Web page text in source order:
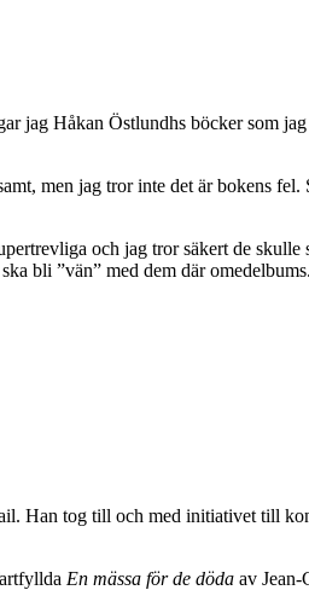
jag Håkan Östlundhs böcker som
men jag tror inte det är bokens fel.
och jag tror säkert de
bli ”vän” med dem där omedelbums.
Han tog till och med initiativet till
En mässa för de döda av Jean-